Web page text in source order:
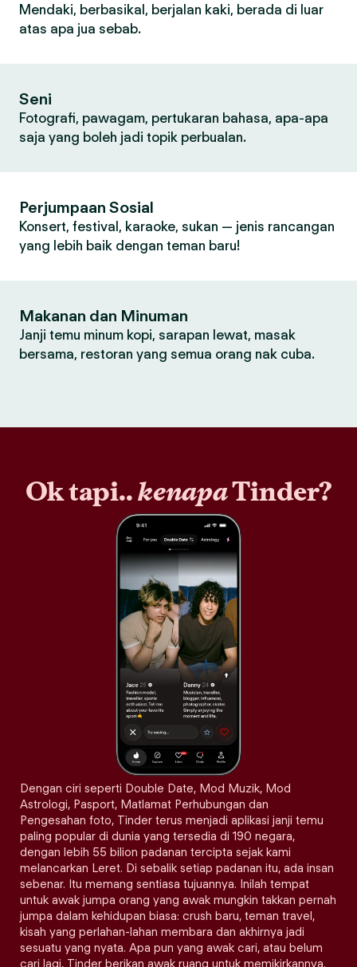
Mendaki, berbasikal, berjalan kaki, berada di luar
atas apa jua sebab.
Seni
Fotografi, pawagam, pertukaran bahasa, apa-apa
saja yang boleh jadi topik perbualan.
Perjumpaan Sosial
Konsert, festival, karaoke, sukan — jenis rancangan
yang lebih baik dengan teman baru!
Makanan dan Minuman
Janji temu minum kopi, sarapan lewat, masak
bersama, restoran yang semua orang nak cuba.
Ok tapi..kenapaTinder?
Dengan ciri seperti Double Date, Mod Muzik, Mod
Astrologi, Pasport, Matlamat Perhubungan dan
Pengesahan foto, Tinder terus menjadi aplikasi janji temu
paling popular di dunia yang tersedia di 190 negara,
dengan lebih 55 bilion padanan tercipta sejak kami
melancarkan Leret. Di sebalik setiap padanan itu, ada insan
sebenar. Itu memang sentiasa tujuannya. Inilah tempat
untuk awak jumpa orang yang awak mungkin takkan pernah
jumpa dalam kehidupan biasa: crush baru, teman travel,
kisah yang perlahan-lahan membara dan akhirnya jadi
sesuatu yang nyata. Apa pun yang awak cari, atau belum
cari lagi, Tinder berikan awak ruang untuk memikirkannya.